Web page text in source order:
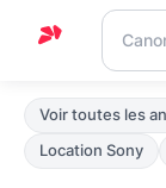
Accueil
Support
Voir toutes les
Location Sony